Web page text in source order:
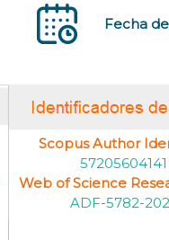
Fecha
Scopus Author
57205604141
Web of Science
ADF-5782-